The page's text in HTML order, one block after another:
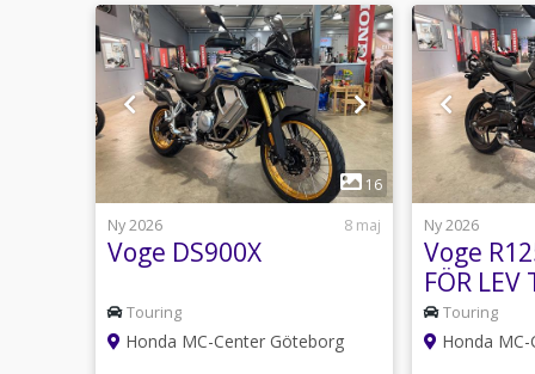
1
16
Ny 2026
8 maj
Voge DS900X
Touring
Honda MC-Center Göteborg
Ny 2026
Voge
FÖR LEV
Touring
Honda